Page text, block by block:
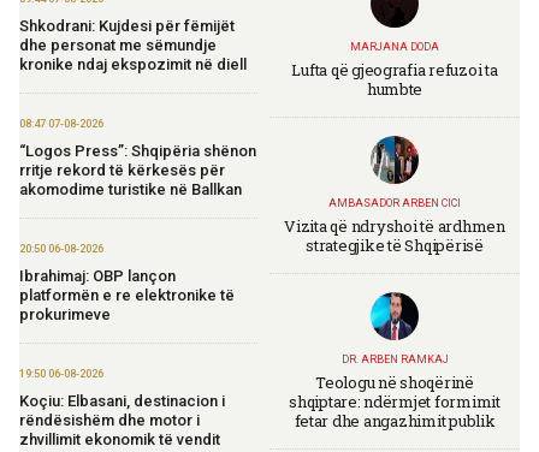
Shkodrani: Kujdesi për fëmijët
dhe personat me sëmundje
kronike ndaj ekspozimit në diell
08:47 07-08-2026
“Logos Press”: Shqipëria shënon
rritje rekord të kërkesës për
akomodime turistike në Ballkan
20:50 06-08-2026
Ibrahimaj: OBP lançon
platformën e re elektronike të
prokurimeve
19:50 06-08-2026
Koçiu: Elbasani, destinacion i
rëndësishëm dhe motor i
zhvillimit ekonomik të vendit
MARJANA DODA
Lufta që gjeografia refuzoi ta
humbte
AMBASADOR ARBEN CICI
Vizita që ndryshoi të ardhmen
strategjike të Shqipërisë
DR. ARBEN RAMKAJ
Teologu në shoqërinë
shqiptare: ndërmjet formimit
fetar dhe angazhimit publik